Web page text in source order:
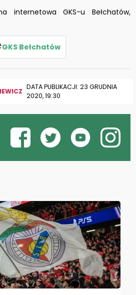
internetowa GKS-u Bełchatów,
GKS Bełchatów
DATA PUBLIKACJI: 23 GRUDNIA
2020, 19:30